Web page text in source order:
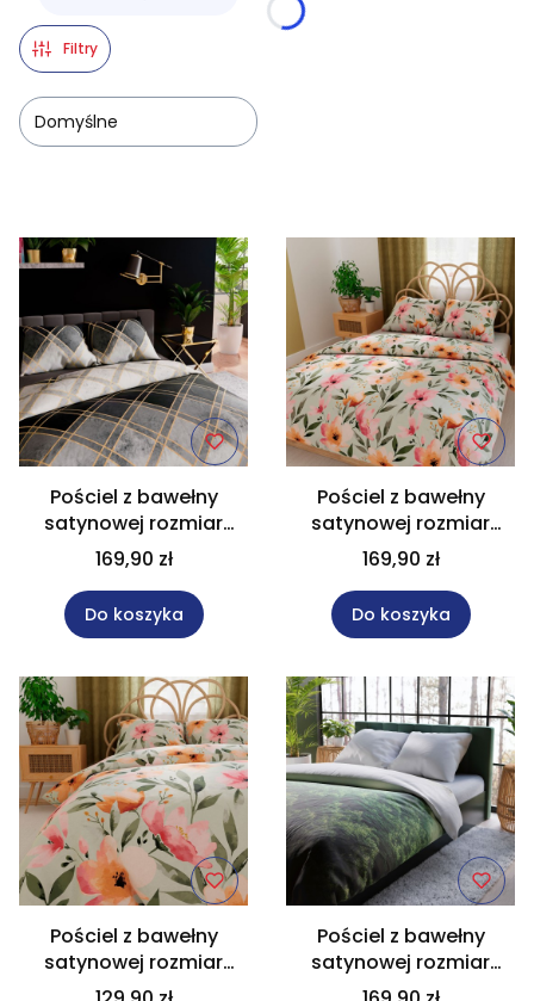
Filtry
Domyślne
Pościel z bawełny
satynowej rozmiar
220x200 cm CINDERA
169,90 zł
Do koszyka
Pościel z bawełny
satynowej rozmiar
220x200 cm FLORALIS
169,90 zł
Do koszyka
Pościel z bawełny
satynowej rozmiar
160x200 cm FLORALIS
Pościel z bawełny
satynowej rozmiar
220x200 cm FOREST